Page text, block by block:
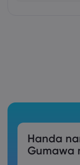
Handa
Gumawa